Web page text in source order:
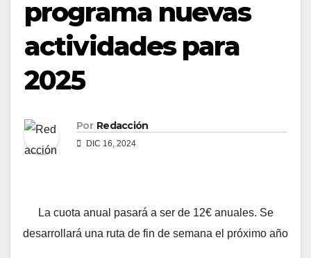
programa nuevas
actividades para
2025
Por Redacción
DIC 16, 2024
La cuota anual pasará a ser de 12€ anuales. Se
desarrollará una ruta de fin de semana el próximo año